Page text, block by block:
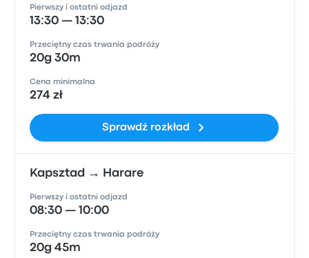
Pierwszy i ostatni odjazd
13:30 — 13:30
Przeciętny czas trwania podróży
20g 30m
Cena minimalna
274 zł
Sprawdź rozkład
Kapsztad → Harare
Pierwszy i ostatni odjazd
08:30 — 10:00
Przeciętny czas trwania podróży
20g 45m